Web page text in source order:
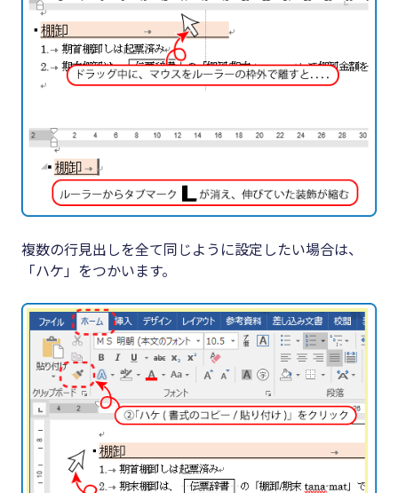
複数の行見出しを全て同じように設定したい場合は、
「ハケ」をつかいます。